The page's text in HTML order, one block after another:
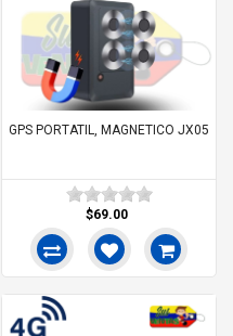
GPS PORTATIL, MAGNETICO JX05
$69.00